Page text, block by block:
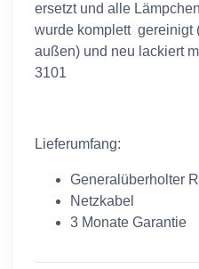
ersetzt und alle
wurde komplett gereinigt
außen) und neu lackiert
3101
Lieferumfang:
Generalüberholter
Netzkabel
3 Monate Garantie